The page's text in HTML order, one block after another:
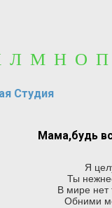
Л М Н О
Студия
Мама,будь
Я
Ты
В мире нет
Обними